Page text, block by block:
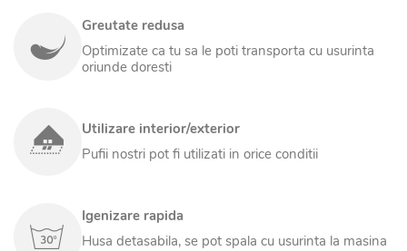
Greutate redusa
Optimizate ca tu sa le poti transporta cu usurinta
oriunde doresti
Utilizare interior/exterior
Pufii nostri pot fi utilizati in orice conditii
Igenizare rapida
Husa detasabila, se pot spala cu usurinta la masina